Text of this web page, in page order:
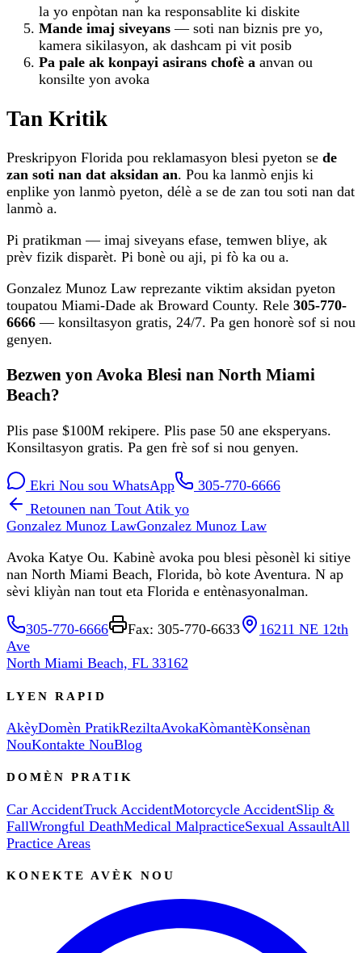
la yo enpòtan nan ka responsablite ki diskite
Mande imaj siveyans — soti nan biznis pre yo,
kamera sikilasyon, ak dashcam pi vit posib
Pa pale ak konpayi asirans chofè a anvan ou
konsilte yon avoka
Tan Kritik
Preskripyon Florida pou reklamasyon blesi pyeton se de
zan soti nan dat aksidan an. Pou ka lanmò enjis ki
enplike yon lanmò pyeton, délè a se de zan tou soti nan dat
lanmò a.
Pi pratikman — imaj siveyans efase, temwen bliye, ak
prèv fizik disparèt. Pi bonè ou aji, pi fò ka ou a.
Gonzalez Munoz Law reprezante viktim aksidan pyeton
toupatou Miami-Dade ak Broward County. Rele 305-770-
6666 — konsiltasyon gratis, 24/7. Pa gen honorè sof si nou
genyen.
Bezwen yon Avoka Blesi nan North Miami
Beach?
Plis pase $100M rekipere. Plis pase 50 ane eksperyans.
Konsiltasyon gratis. Pa gen frè sof si nou genyen.
Ekri Nou sou WhatsApp
305-770-6666
Retounen nan Tout Atik yo
Gonzalez Munoz LawGonzalez Munoz Law
Avoka Katye Ou. Kabinè avoka pou blesi pèsonèl ki sitiye
nan North Miami Beach, Florida, bò kote Aventura. N ap
sèvi kliyàn nan tout eta Florida e entènasyonalman.
305-770-6666 Fax: 305-770-6633
16211 NE 12th
Ave
North Miami Beach, FL 33162
LYEN RAPID
AkèyDomèn PratikReziltaAvokaKòmantèKonsènan
NouKontakte NouBlog
DOMÈN PRATIK
Car AccidentTruck AccidentMotorcycle AccidentSlip &
FallWrongful DeathMedical MalpracticeSexual AssaultAll
Practice Areas
KONEKTE AVÈK NOU